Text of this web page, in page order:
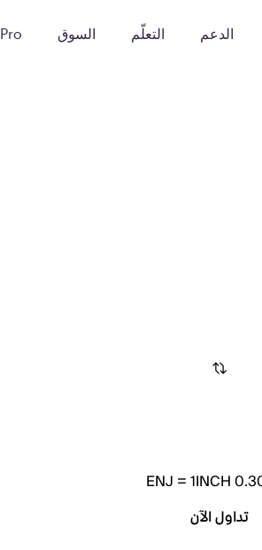
الدعم التعلّم السوق
ENJ =1INCH
تداول الآن